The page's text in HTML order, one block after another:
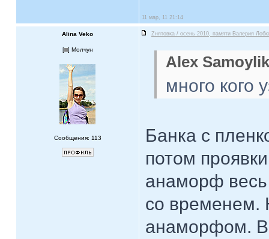
11 мар, 11 21:14
Alina Veko Zнятовка / осень 2010, памяти Валерия
[ ] Молчун
Сообщения: 113
Alex
много кого
Банка с
потом
анаморф весь
со временем.
анаморфом.